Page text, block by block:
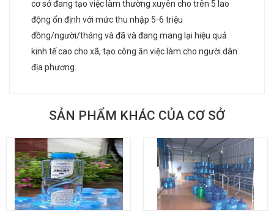
cơ sở đang tạo việc làm thường xuyên cho trên 5 lao
động ổn định với mức thu nhập 5-6 triệu
đồng/người/tháng và đã và đang mang lại hiệu quả
kinh tế cao cho xã, tạo công ăn việc làm cho người dân
địa phương.
SẢN PHẨM KHÁC CỦA CƠ SỞ